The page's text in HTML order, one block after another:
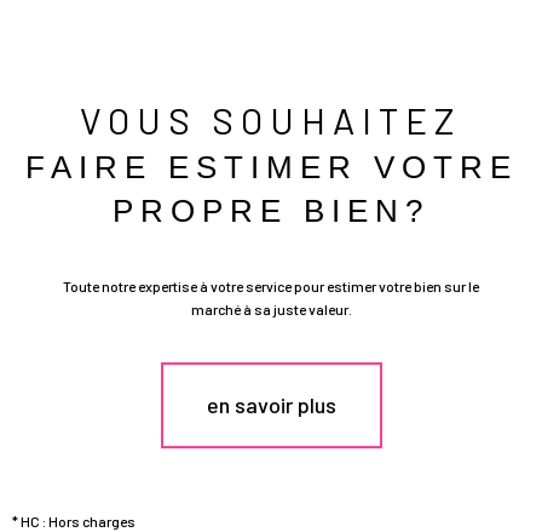
VOUS SOUHAITEZ
FAIRE ESTIMER VOTRE
PROPRE BIEN?
Toute notre expertise à votre service pour estimer votre bien sur le
marché à sa juste valeur.
en savoir plus
* HC : Hors charges